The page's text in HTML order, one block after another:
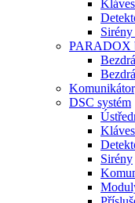
PARADOX
DSC systém
Sirény